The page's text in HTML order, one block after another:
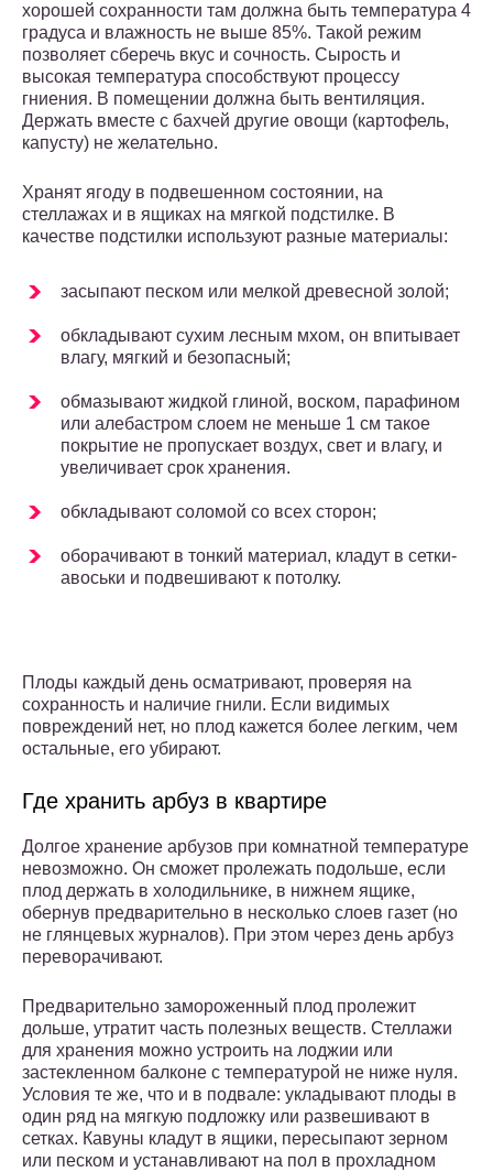
хорошей сохранности там должна быть температура 4
градуса и влажность не выше 85%. Такой режим
позволяет сберечь вкус и сочность. Сырость и
высокая температура способствуют процессу
гниения. В помещении должна быть вентиляция.
Держать вместе с бахчей другие овощи (картофель,
капусту) не желательно.
Хранят ягоду в подвешенном состоянии, на
стеллажах и в ящиках на мягкой подстилке. В
качестве подстилки используют разные материалы:
засыпают песком или мелкой древесной золой;
обкладывают сухим лесным мхом, он впитывает
влагу, мягкий и безопасный;
обмазывают жидкой глиной, воском, парафином
или алебастром слоем не меньше 1 см такое
покрытие не пропускает воздух, свет и влагу, и
увеличивает срок хранения.
обкладывают соломой со всех сторон;
оборачивают в тонкий материал, кладут в сетки-
авоськи и подвешивают к потолку.
Плоды каждый день осматривают, проверяя на
сохранность и наличие гнили. Если видимых
повреждений нет, но плод кажется более легким, чем
остальные, его убирают.
Где хранить арбуз в квартире
Долгое хранение арбузов при комнатной температуре
невозможно. Он сможет пролежать подольше, если
плод держать в холодильнике, в нижнем ящике,
обернув предварительно в несколько слоев газет (но
не глянцевых журналов). При этом через день арбуз
переворачивают.
Предварительно замороженный плод пролежит
дольше, утратит часть полезных веществ. Стеллажи
для хранения можно устроить на лоджии или
застекленном балконе с температурой не ниже нуля.
Условия те же, что и в подвале: укладывают плоды в
один ряд на мягкую подложку или развешивают в
сетках. Кавуны кладут в ящики, пересыпают зерном
или песком и устанавливают на пол в прохладном